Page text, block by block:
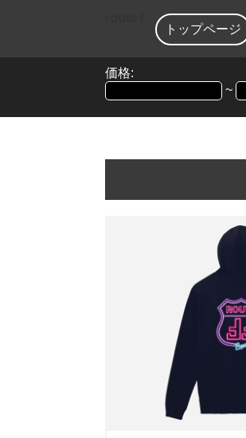
トップページ
価格:
~